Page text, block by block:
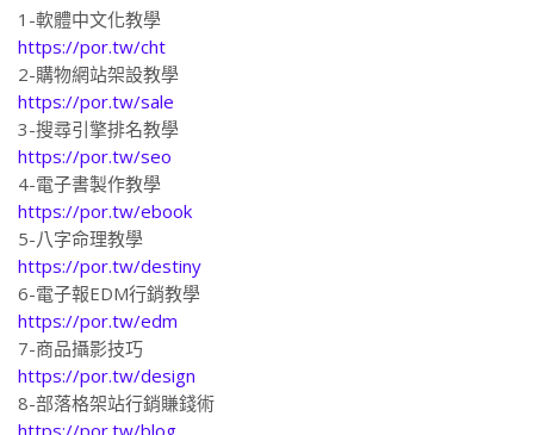
1-軟體中文化教學
https://por.tw/cht
2-購物網站架設教學
https://por.tw/sale
3-搜尋引擎排名教學
https://por.tw/seo
4-電子書製作教學
https://por.tw/ebook
5-八字命理教學
https://por.tw/destiny
6-電子報EDM行銷教學
https://por.tw/edm
7-商品攝影技巧
https://por.tw/design
8-部落格架站行銷賺錢術